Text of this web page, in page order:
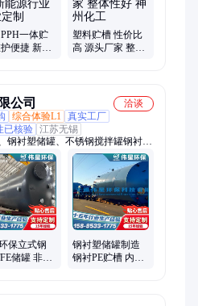
一体贮
便捷 新能
塑料贮槽 性价比
高 源头厂家 整体
公司
洽谈
综合体验L1 真实工厂
已核验 江苏无锡
钢衬塑储罐、不锈钢搅拌罐钢衬复
PO贮槽、钢衬PO储罐、钢衬PE储
罐、钢衬四氟储罐、钢衬四氟管
储罐、不锈钢立式储罐、钢衬四氟
、钢衬塑耐酸方箱、衬塑储罐、衬
运输罐、衬塑运输槽罐、硝酸储罐
保立式钢
储罐 非标
钢衬塑储罐制造
钢衬PE贮槽 内衬